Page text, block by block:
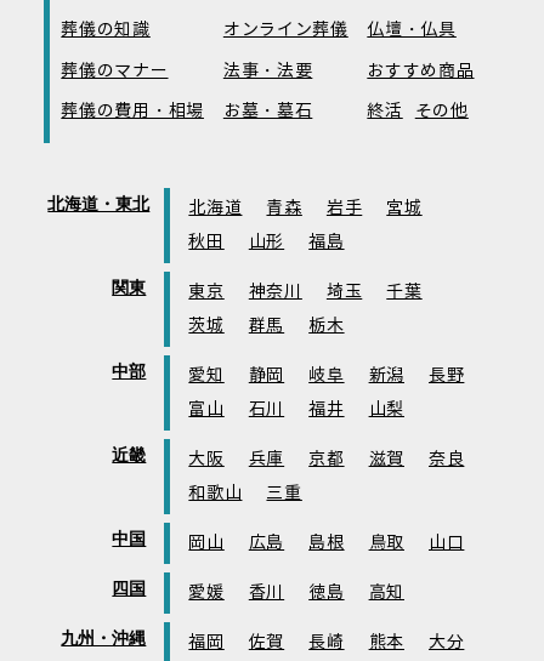
葬儀の知識 オンライン葬儀
仏壇・仏具
葬儀のマナー
法事・法要
おすすめ商品
葬儀の費用・相場
お墓・墓石 終活 その他
北海道・東北 北海道 青森 岩手
宮城
秋田
山形 福島
関東 東京 神奈川 埼玉
千葉
茨城
群馬 栃木
中部 愛知 静岡 岐阜 新潟
長野
富山
石川 福井 山梨
近畿 大阪 兵庫 京都 滋賀
奈良
和歌山
三重
中国 岡山 広島 島根 鳥取 山口
四国 愛媛 香川 徳島 高知
九州・沖縄 福岡 佐賀 長崎 熊本
大分